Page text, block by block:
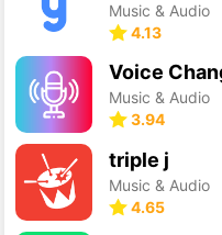
Music & Audio
4.13
Music & Audio
3.94
triple j
Music & Audio
4.65